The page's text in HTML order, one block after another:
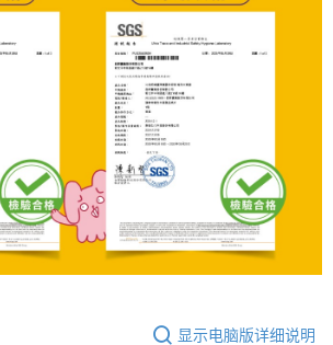
显示电脑版详细说明